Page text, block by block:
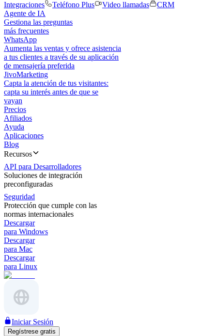
Integraciones
Teléfono Plus Video llamadas
CRM
Agente de IA
Gestiona las preguntas
más frecuentes
WhatsApp
Aumenta las ventas y ofrece asistencia
a tus clientes a través de su aplicación
de mensajería preferida
JivoMarketing
Capta la atención de tus visitantes:
capta su interés antes de que se
vayan
Precios
Afiliados
Ayuda
Aplicaciones
Blog
Recursos
API para Desarrolladores
Soluciones de integración
preconfiguradas
Seguridad
Protección que cumple con las
normas internacionales
Descargar
para Windows
Descargar
para Mac
Descargar
para Linux
Iniciar Sesión
Regístrese gratis